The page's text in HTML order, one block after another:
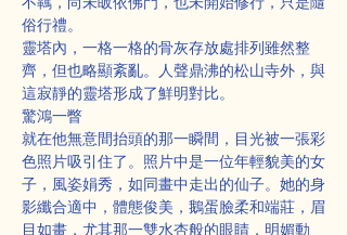
俗行禮。
靈塔內，一格一格的骨灰存放處排列雖然整
齊，但也略顯紊亂。人聲鼎沸的松山寺外，與
這寂靜的靈塔形成了鮮明對比。
驚鴻一瞥
就在他無意間抬頭的那一瞬間，目光被一張彩
色照片吸引住了。照片中是一位年輕貌美的女
子，風姿娟秀，如同畫中走出的仙子。她的身
影纖合適中，體態俊美，鵝蛋臉柔和端莊，眉
目如畫，尤其那一雙水杏般的眼睛，明媚動